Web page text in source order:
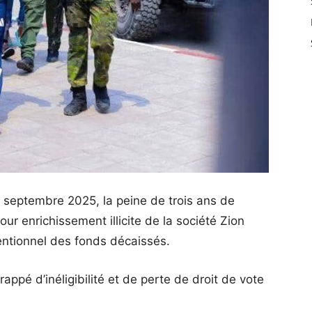
2025, la peine de trois ans de
enrichissement illicite de la société Zion
des fonds décaissés.
d’inéligibilité et de perte de droit de vote